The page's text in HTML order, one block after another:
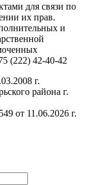
для связи по
их прав.
и
(222) 42-40-42
г.
района г.
от 11.06.2026 г.